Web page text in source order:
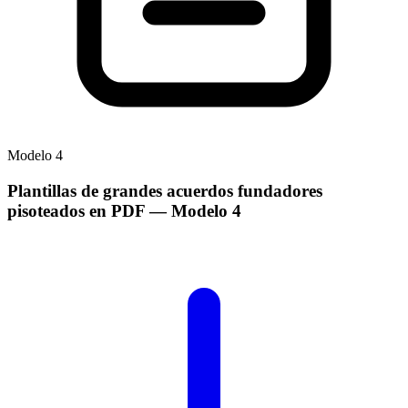
Modelo 4
Plantillas de grandes acuerdos fundadores
pisoteados en PDF— Modelo 4